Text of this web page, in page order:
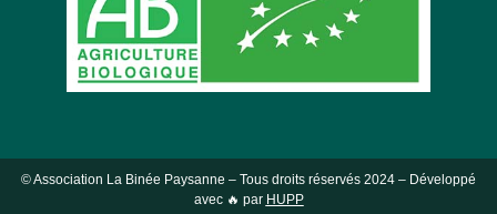
© Association La Binée Paysanne – Tous droits réservés 2024 – Développé
avec 🔥 par HUPP